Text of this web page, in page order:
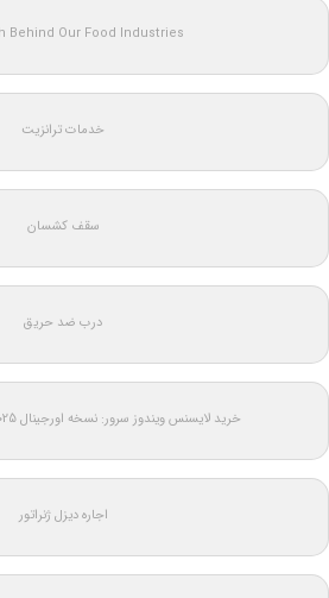
Behind Our Food Industries
خدمات ترانزیت
سقف کشسان
درب ضد حریق
خرید لایسنس ویندوز سرور: نسخه اورجینال Windows Server 2025
اجاره دیزل ژنراتور